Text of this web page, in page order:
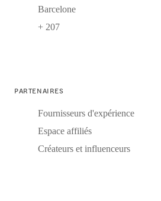
Barcelone
+ 207
PARTENAIRES
Fournisseurs d'expérience
Espace affiliés
Créateurs et influenceurs